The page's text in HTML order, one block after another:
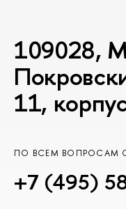
109028,
11,
ПО ВСЕМ ВОПРОСАМ
+7 (495)